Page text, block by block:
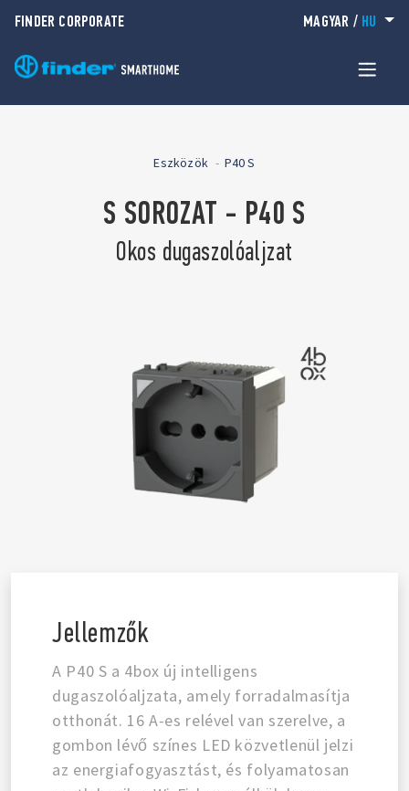
FINDER CORPORATE MAGYAR / HU
Eszközök P40 S
S SOROZAT - P40 S
Okos dugaszolóaljzat
Jellemzők
A P40 S a 4box új intelligens
dugaszolóaljzata, amely forradalmasítja
otthonát. 16 A-es relével van szerelve, a
gombon lévő színes LED közvetlenül jelzi
az energiafogyasztást, és folyamatosan